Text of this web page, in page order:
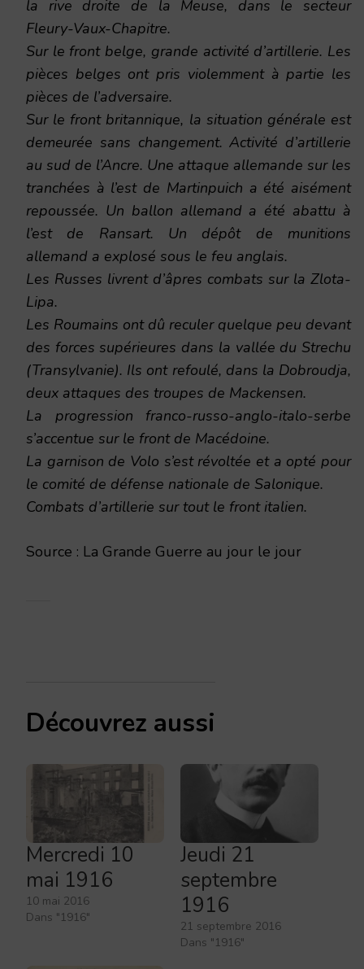
la rive droite de la Meuse, dans le secteur
Fleury-Vaux-Chapitre.
Sur le front belge, grande activité d’artillerie. Les
pièces belges ont pris violemment à partie les
pièces de l’adversaire.
Sur le front britannique, la situation générale est
demeurée sans changement. Activité d’artillerie
au sud de l’Ancre. Une attaque allemande sur les
tranchées à l’est de Martinpuich a été aisément
repoussée. Un ballon allemand a été abattu à
l’est de Ransart. Un dépôt de munitions
allemand a explosé sous le feu anglais.
Les Russes livrent d’âpres combats sur la Zlota-
Lipa.
Les Roumains ont dû reculer quelque peu devant
des forces supérieures dans la vallée du Strechu
(Transylvanie). Ils ont refoulé, dans la Dobroudja,
deux attaques des troupes de Mackensen.
La progression franco-russo-anglo-italo-serbe
s’accentue sur le front de Macédoine.
La garnison de Volo s’est révoltée et a opté pour
le comité de défense nationale de Salonique.
Combats d’artillerie sur tout le front italien.
Source : La Grande Guerre au jour le jour
Découvrez aussi
Mercredi 10
mai 1916
10 mai 2016
Dans "1916"
Jeudi 21
septembre
1916
21 septembre 2016
Dans "1916"